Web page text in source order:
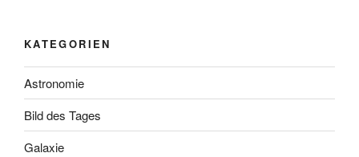
KATEGORIEN
Astronomie
Bild des Tages
Galaxie